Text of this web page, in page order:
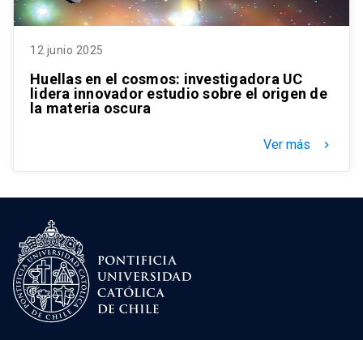
12 junio 2025
Huellas en el cosmos: investigadora UC
lidera innovador estudio sobre el origen de
la materia oscura
Ver más keyboard_arrow_right